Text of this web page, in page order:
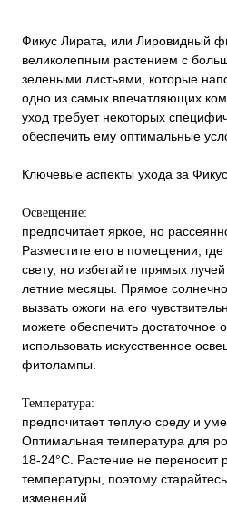
Фикус Лирата, или Лировидный
великолепным растением с
зелеными листьями, которые
одно из самых впечатляющих
уход требует некоторых
обеспечить ему оптимальные
Ключевые аспекты ухода за
Освещение:
предпочитает яркое, но
Разместите его в помещении, где
свету, но избегайте прямых
летние месяцы. Прямое
вызвать ожоги на его
можете обеспечить
использовать искусственное
фитолампы.
Температура:
предпочитает теплую среду и
Оптимальная температура для
18-24°C. Растение не переносит
температуры, поэтому старайтесь
изменений.